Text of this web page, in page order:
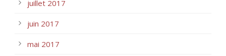
juillet 2017
juin 2017
mai 2017